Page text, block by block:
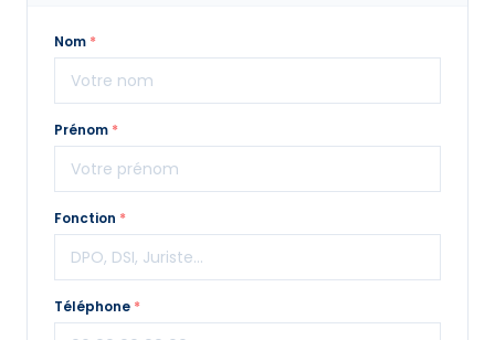
Nom *
Prénom *
Fonction *
Téléphone *